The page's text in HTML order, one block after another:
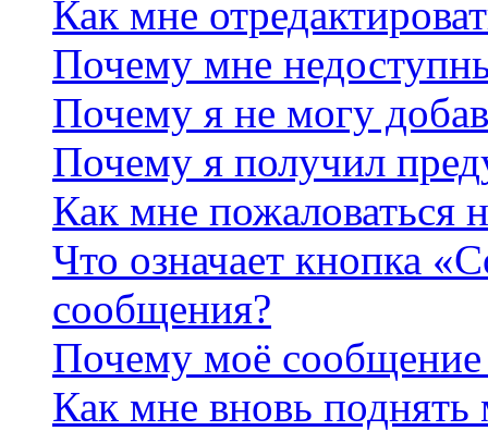
Как мне
Почему мне
Почему я не могу
Почему я получил
Как мне пожаловаться
Что означает кнопка
сообщения?
Почему моё сообщение
Как мне вновь